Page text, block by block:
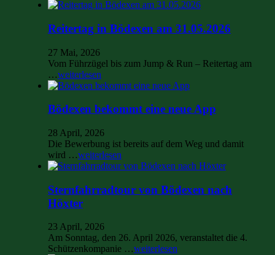
Reitertag in Bödexen am 31.05.2026
27 Mai, 2026
Vom Führzügel bis zum Jump & Run – Reitertag am
…weiterlesen
Bödexen bekommt eine neue App
28 April, 2026
Die Bewerbung ist bereits auf dem Weg und damit
wird …weiterlesen
Sternfahrradtour von Bödexen nach
Höxter
23 April, 2026
Am Sonntag, den 26. April 2026, veranstaltet die 4.
Schützenkompanie …weiterlesen